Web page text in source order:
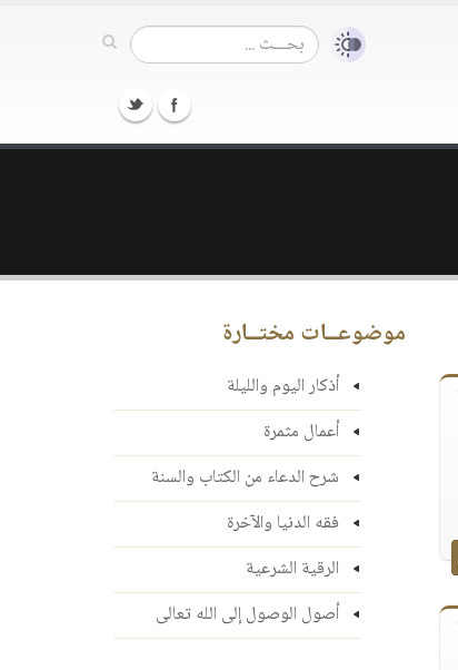
موضوعــات مختــارة
أذكار اليوم والليلة
أعمال مثمرة
شرح الدعاء من الكتاب والسنة
فقه الدنيا والآخرة
الرقية الشرعية
أصول الوصول إلى الله تعالى